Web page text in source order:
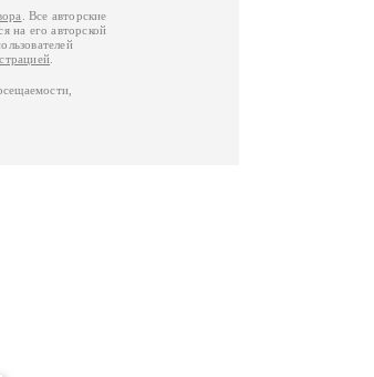
. Все авторские
на его авторской